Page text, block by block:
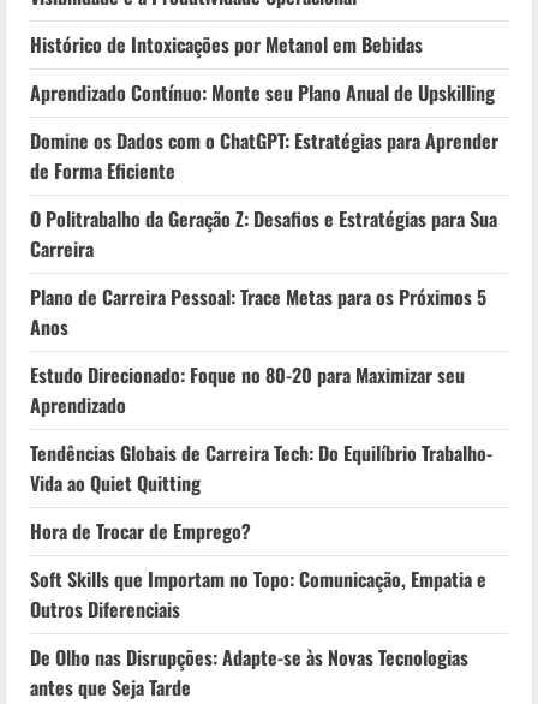
Histórico de Intoxicações por Metanol em Bebidas
Aprendizado Contínuo: Monte seu Plano Anual de Upskilling
Domine os Dados com o ChatGPT: Estratégias para Aprender
de Forma Eficiente
O Politrabalho da Geração Z: Desafios e Estratégias para Sua
Carreira
Plano de Carreira Pessoal: Trace Metas para os Próximos 5
Anos
Estudo Direcionado: Foque no 80-20 para Maximizar seu
Aprendizado
Tendências Globais de Carreira Tech: Do Equilíbrio Trabalho-
Vida ao Quiet Quitting
Hora de Trocar de Emprego?
Soft Skills que Importam no Topo: Comunicação, Empatia e
Outros Diferenciais
De Olho nas Disrupções: Adapte-se às Novas Tecnologias
antes que Seja Tarde